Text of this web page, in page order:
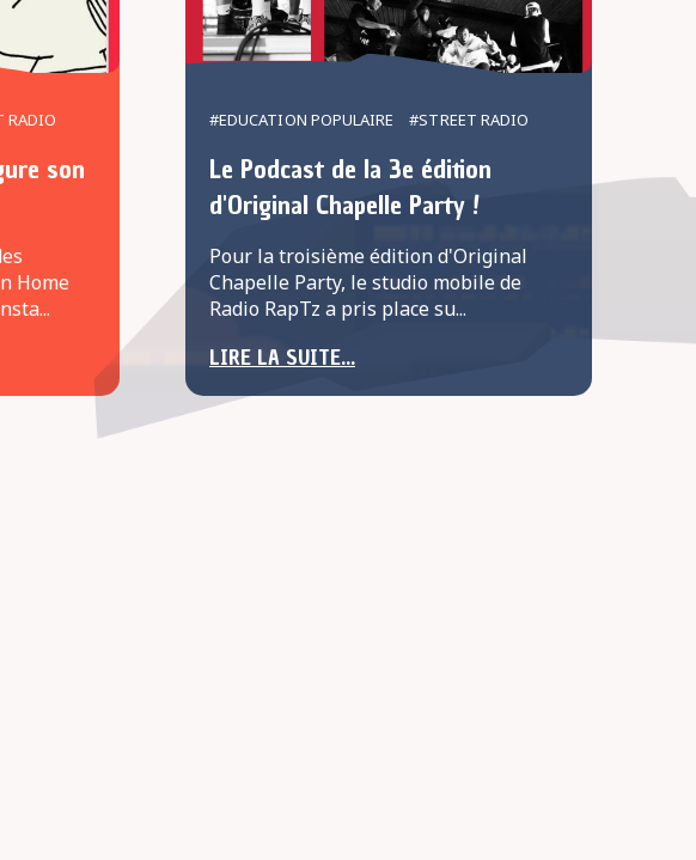
RADIO
son
Home
#EDUCATION POPULAIRE #STREET RADIO
Le Podcast de la 3e édition
d'Original Chapelle Party !
Pour la troisième édition d'Original
Chapelle Party, le studio mobile de
Radio RapTz a pris place su...
LIRE LA SUITE...